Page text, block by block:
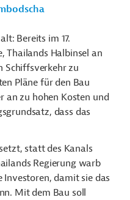
Bereits im 17.
Thailands Halbinsel an
Schiffsverkehr zu
Pläne für den Bau
an zu hohen Kosten und
dass das
statt des Kanals
Regierung warb
Investoren, damit sie das
Mit dem Bau soll